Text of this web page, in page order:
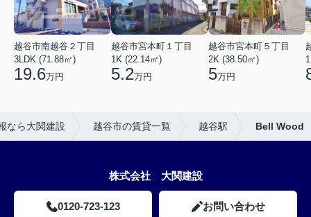
越谷市南越谷２丁目
3LDK (71.88㎡)
19.6万円
越谷市宮本町１丁目
1K (22.14㎡)
5.2万円
越谷市宮本町５丁目
2K (38.50㎡)
5万円
なら大関建設 越谷市の賃貸一覧 越谷駅 Bell Wood
株式会社 大関建設
0120-723-123 お問い合わせ